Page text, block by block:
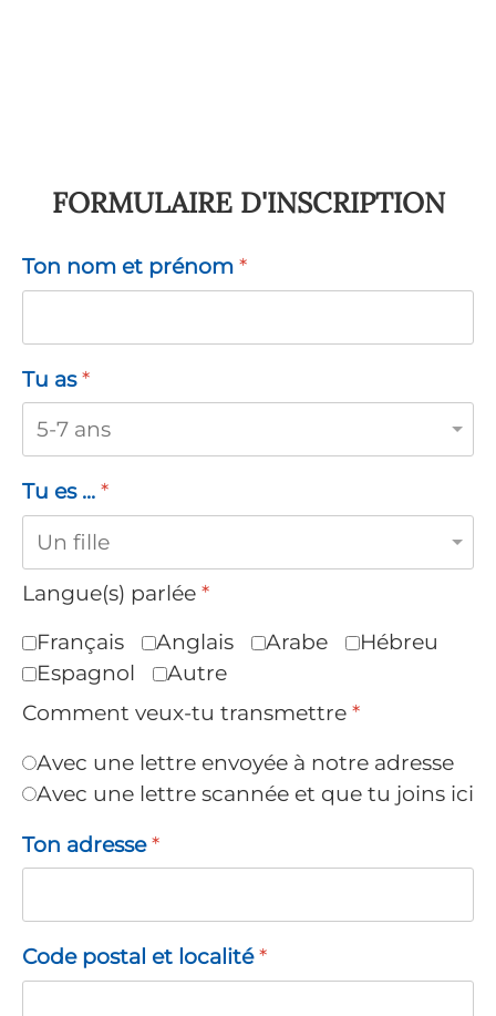
FORMULAIRE D'INSCRIPTION
Ton nom et prénom *
Tu as*
Tu es ... *
Langue(s) parlée *
Français
Anglais Arabe
Hébreu
Espagnol
Autre
Comment veux-tu transmettre *
Avec une lettre envoyée à notre adresse
Avec une lettre scannée et que tu joins ici
Ton adresse*
Code postal et localité*